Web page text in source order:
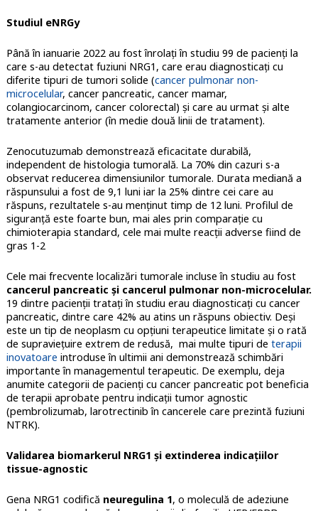
Studiul eNRGy
Până în ianuarie 2022 au fost înrolați în studiu 99 de pacienți la
care s-au detectat fuziuni NRG1, care erau diagnosticați cu
diferite tipuri de tumori solide (cancer pulmonar non-
microcelular, cancer pancreatic, cancer mamar,
colangiocarcinom, cancer colorectal) și care au urmat și alte
tratamente anterior (în medie două linii de tratament).
Zenocutuzumab demonstrează eficacitate durabilă,
independent de histologia tumorală. La 70% din cazuri s-a
observat reducerea dimensiunilor tumorale. Durata mediană a
răspunsului a fost de 9,1 luni iar la 25% dintre cei care au
răspuns, rezultatele s-au menținut timp de 12 luni. Profilul de
siguranță este foarte bun, mai ales prin comparație cu
chimioterapia standard, cele mai multe reacții adverse fiind de
gras 1-2
Cele mai frecvente localizări tumorale incluse în studiu au fost
cancerul pancreatic și cancerul pulmonar non-microcelular.
19 dintre pacienții tratați în studiu erau diagnosticați cu cancer
pancreatic, dintre care 42% au atins un răspuns obiectiv. Deși
este un tip de neoplasm cu opțiuni terapeutice limitate și o rată
de supraviețuire extrem de redusă, mai multe tipuri de terapii
inovatoare introduse în ultimii ani demonstrează schimbări
importante în managementul terapeutic. De exemplu, deja
anumite categorii de pacienți cu cancer pancreatic pot beneficia
de terapii aprobate pentru indicații tumor agnostic
(pembrolizumab, larotrectinib în cancerele care prezintă fuziuni
NTRK).
Validarea biomarkerul NRG1 și extinderea indicațiilor
tissue-agnostic
Gena NRG1 codifică neuregulina 1, o moleculă de adeziune